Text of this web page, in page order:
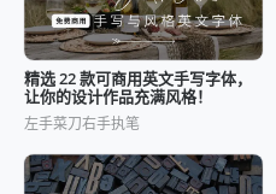
精选 22 款可商用英文手写字体，
让你的设计作品充满风格！
左手菜刀右手执笔